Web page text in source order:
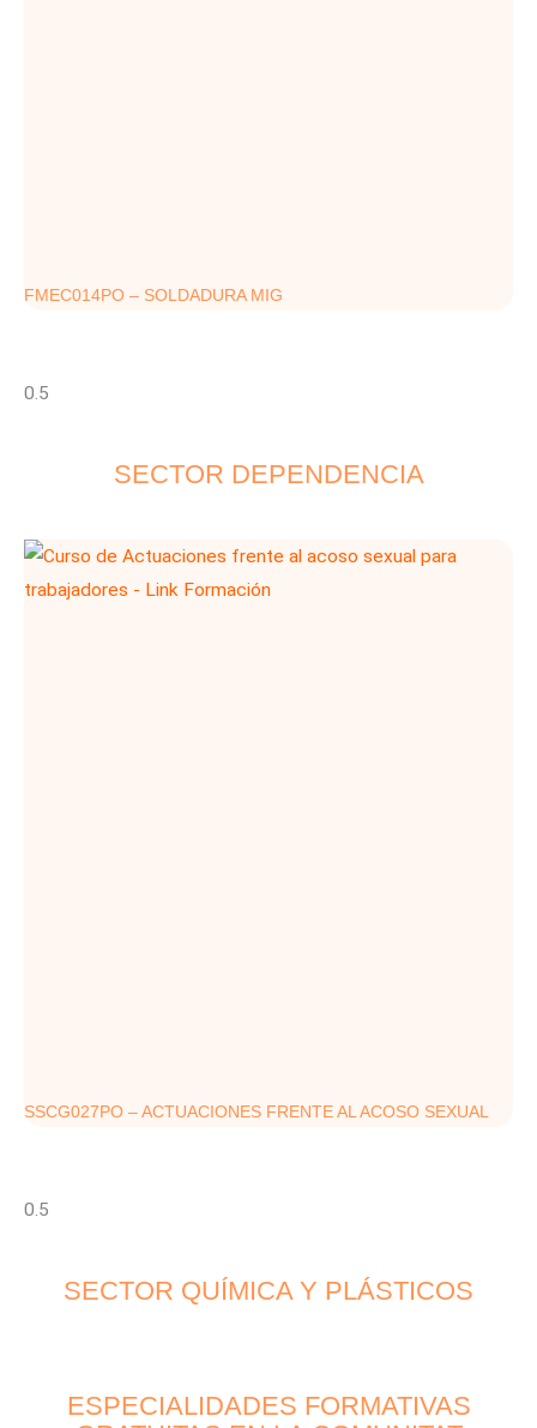
FMEC014PO – SOLDADURA MIG
SECTOR DEPENDENCIA
SSCG027PO – ACTUACIONES FRENTE AL ACOSO SEXUAL
SECTOR QUÍMICA Y PLÁSTICOS
ESPECIALIDADES FORMATIVAS